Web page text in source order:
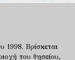
1998. Βρίσκεται
του θησείου,